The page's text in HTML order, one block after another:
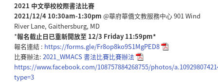
2021 中文學校校際書法比賽
2021/12/4 10:30am-1:30pm @華府華僑文教服務中心 901 Wind
River Lane, Gaithersburg, MD
*報名截止日已重新開放至 12/3 Friday 11:59pm*
報名連結 : https://forms.gle/Fr8op8ko9S1MgPED8
比賽辦法: 2021_WMACS 書法比賽比賽辦法
https://www.facebook.com/108757884268755/photos/
type=3